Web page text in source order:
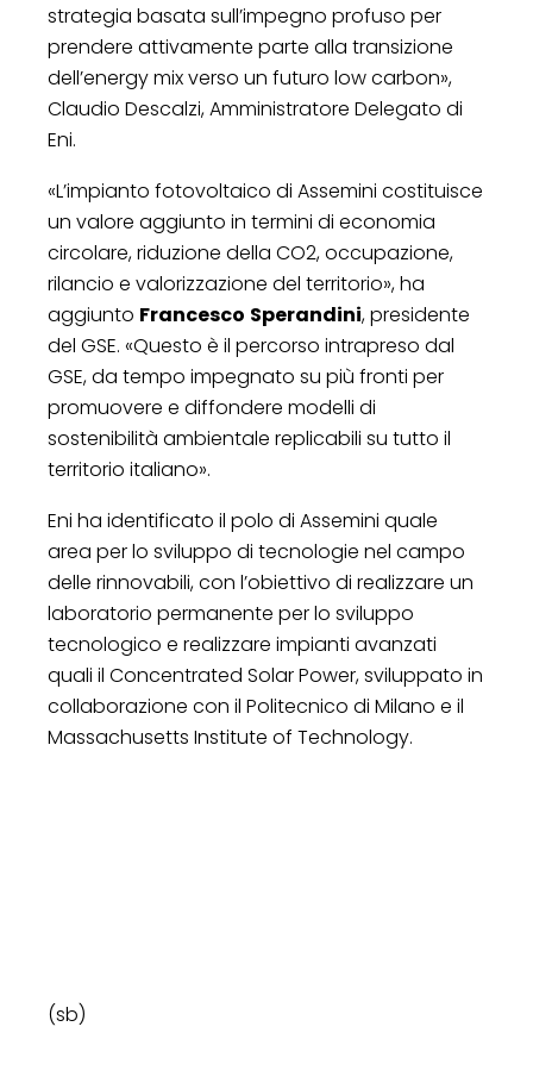
strategia basata sull’impegno profuso per
prendere attivamente parte alla transizione
dell’energy mix verso un futuro low carbon»,
Claudio Descalzi, Amministratore Delegato di
Eni.
«L’impianto fotovoltaico di Assemini costituisce
un valore aggiunto in termini di economia
circolare, riduzione della CO2, occupazione,
rilancio e valorizzazione del territorio», ha
aggiunto Francesco Sperandini, presidente
del GSE. «Questo è il percorso intrapreso dal
GSE, da tempo impegnato su più fronti per
promuovere e diffondere modelli di
sostenibilità ambientale replicabili su tutto il
territorio italiano».
Eni ha identificato il polo di Assemini quale
area per lo sviluppo di tecnologie nel campo
delle rinnovabili, con l’obiettivo di realizzare un
laboratorio permanente per lo sviluppo
tecnologico e realizzare impianti avanzati
quali il Concentrated Solar Power, sviluppato in
collaborazione con il Politecnico di Milano e il
Massachusetts Institute of Technology.
(sb)